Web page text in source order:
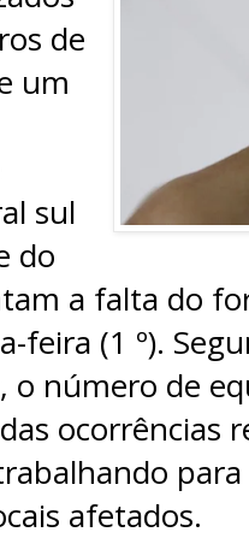
de
um
sul
do
a falta do
feira (1 º).
o número de
ocorrências
afetados.